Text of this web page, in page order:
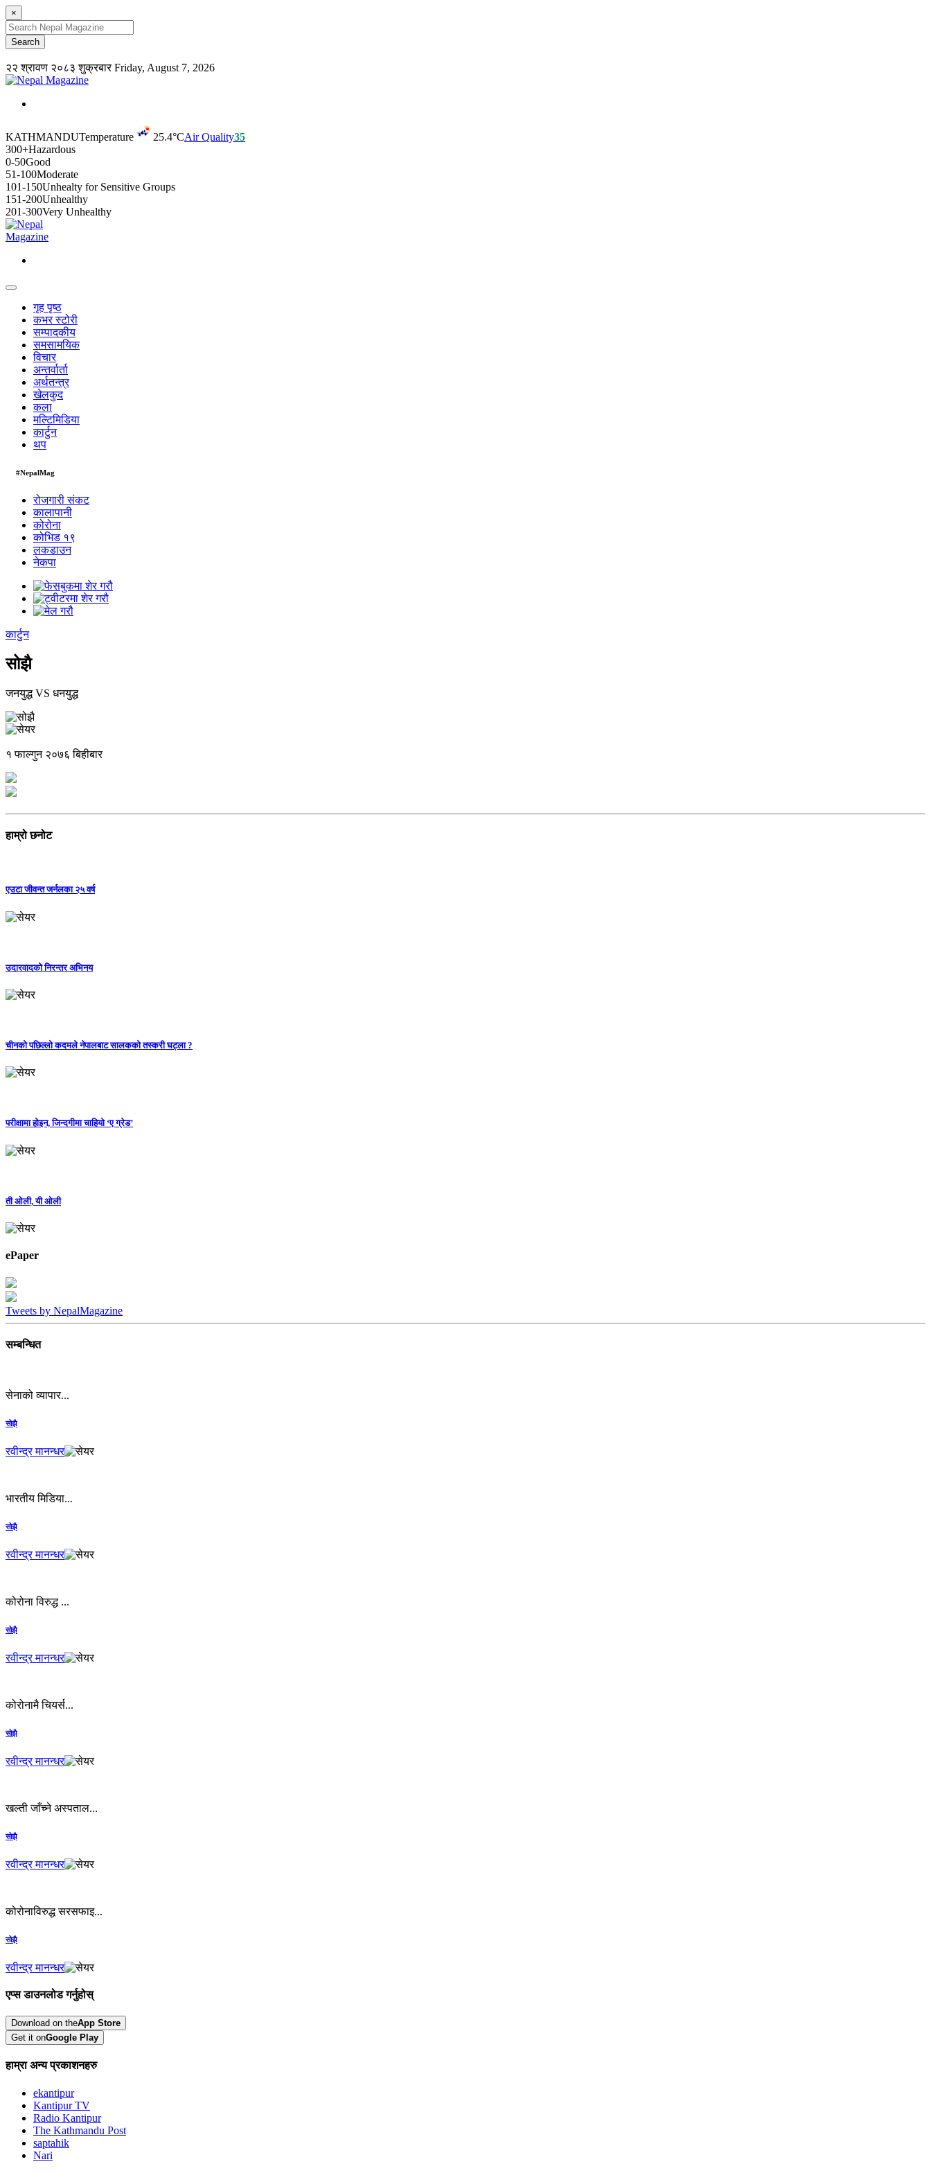
×
२२ श्रावण २०८३ शुक्रबारFriday, August 7, 2026
KATHMANDUTemperature 25.4°CAir Quality35
300+Hazardous
0-50Good
51-100Moderate
101-150Unhealty for Sensitive Groups
151-200Unhealthy
201-300Very Unhealthy
गृह पृष्ठ
कभर स्टोरी
सम्पादकीय
समसामयिक
विचार
अन्तर्वार्ता
अर्थतन्त्र
खेलकुद
कला
मल्टिमिडिया
कार्टुन
थप
#NepalMag
रोजगारी संकट
कालापानी
कोरोना
कोभिड १९
लकडाउन
नेकपा
कार्टुन
सोझै
जनयुद्ध VS धनयुद्ध
१ फाल्गुन २०७६ बिहीबार
हाम्रो छनोट
एउटा जीवन्त जर्नलका २५ वर्ष
उदारवादको निरन्तर अभिनय
चीनको पछिल्लो कदमले नेपालबाट सालकको तस्करी घट्ला ?
परीक्षामा होइन, जिन्दगीमा चाहियो ‘ए ग्रेड’
ती ओली, यी ओली
ePaper
Tweets by NepalMagazine
सम्बन्धित
सेनाको व्यापार...
सोझै
रवीन्द्र मानन्धर
भारतीय मिडिया...
सोझै
रवीन्द्र मानन्धर
कोरोना विरुद्ध ...
सोझै
रवीन्द्र मानन्धर
कोरोनामै चियर्स...
सोझै
रवीन्द्र मानन्धर
खल्ती जाँच्‍ने अस्पताल...
सोझै
रवीन्द्र मानन्धर
कोरोनाविरुद्ध सरसफाइ...
सोझै
रवीन्द्र मानन्धर
एप्स डाउनलोड गर्नुहोस्
Download on theApp Store
Get it onGoogle Play
हाम्रा अन्य प्रकाशनहरु
ekantipur
Kantipur TV
Radio Kantipur
The Kathmandu Post
saptahik
Nari